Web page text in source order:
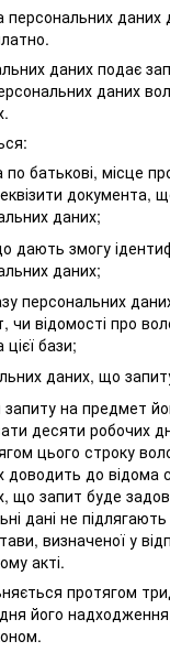
персональних даних
даних подає
даних
по батькові, місце
документа,
даних;
дають змогу
даних;
персональних
чи відомості про
бази;
даних, що
на предмет
десяти робочих
цього строку
до відома
що запит буде
дані не
визначеної у
акті.
протягом
його